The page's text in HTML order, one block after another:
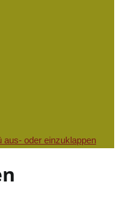
aus- oder einzuklappen